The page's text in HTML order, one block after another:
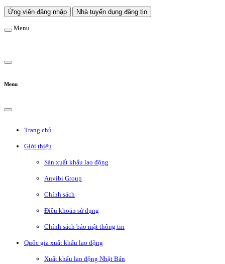
Ứng viên đăng nhập Nhà tuyển dụng đăng tin
Menu
Menu
Trang chủ
Giới thiệu
Sàn xuất khẩu lao động
Anvibi Group
Chính sách
Điều khoản sử dụng
Chính sách bảo mật thông tin
Quốc gia xuất khẩu lao động
Xuất khẩu lao động Nhật Bản